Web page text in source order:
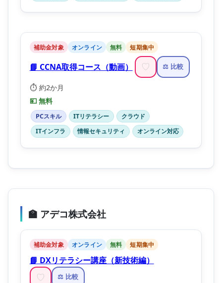
補助金対象 オンライン 無料 短期集中
📘 CCNA取得コース（動画） ♡ ⚖️ 比較
⏱️ 約2か月
💴 無料
PCスキル ITリテラシー
クラウド
ITインフラ
情報セキュリティ オンライン対応
🏫 アデコ株式会社
補助金対象 オンライン 無料 短期集中
📘 DXリテラシー講座（新技術編）
♡ ⚖️ 比較